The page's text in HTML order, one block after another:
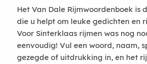
Het Van Dale Rijmwoordenboek is
die u helpt om leuke gedichten en
Voor Sinterklaas rijmen was nog
eenvoudig! Vul een woord, naam,
gezegde of uitdrukking in, en het